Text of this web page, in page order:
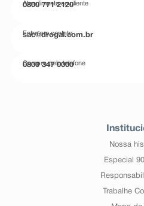
Atendimento ao cliente
0800 771 2120
Entre em contato
sac@drogal.com.br
Compre pelo telefone
0800 347 0000
Nossa
Especial
Trabalhe